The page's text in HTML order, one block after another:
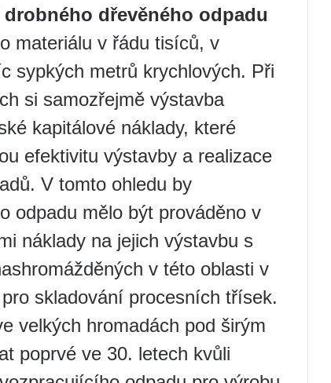
dřevěného odpadu
materiálu v řádu tisíců, v
sypkých metrů krychlových. Při
si samozřejmě výstavba
kapitálové náklady, které
efektivitu výstavby a realizace
V tomto ohledu by
odpadu mělo být prováděno v
náklady na jejich výstavbu s
v této oblasti v
skladování procesních třísek.
velkých hromadách pod širým
poprvé ve 30. letech kvůli